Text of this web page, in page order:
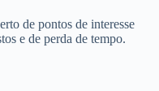
de pontos de interesse
e de perda de tempo.